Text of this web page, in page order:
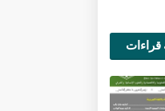
قراءات